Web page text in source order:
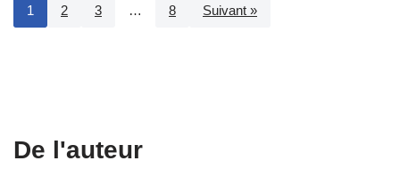
1 2 3 … 8 Suivant »
De l'auteur